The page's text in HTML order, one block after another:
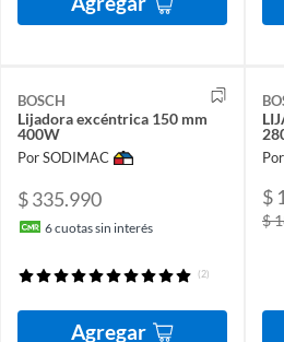
BOSCH
Lijadora excéntrica 150 mm
400W
Por SODIMAC
$ 335.990
6cuotas sin interés
(2)
Agregar
$
$